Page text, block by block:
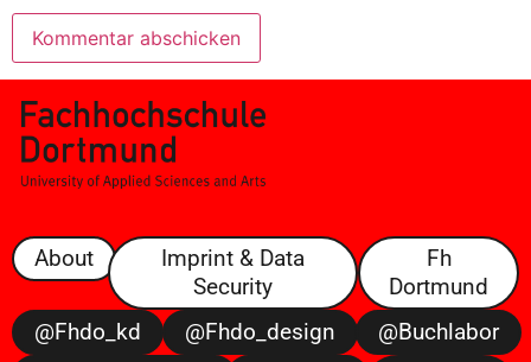
About
Imprint & Data
Security
Fh
Dortmund
@fhdo_kd
@fhdo_design
@buchlabor